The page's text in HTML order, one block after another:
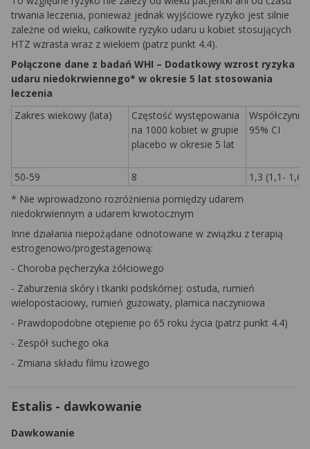
trwania leczenia, ponieważ jednak wyjściowe ryzyko jest silnie
zależne od wieku, całkowite ryzyko udaru u kobiet stosujących
HTZ wzrasta wraz z wiekiem (patrz punkt 4.4).
Połączone dane z badań WHI – Dodatkowy wzrost ryzyka
udaru niedokrwiennego* w okresie 5 lat stosowania
leczenia
Zakres wiekowy (lata)
Częstość występowania
na 1000 kobiet w grupie
placebo w okresie 5 lat
95% CI
50-59 8
1,3 (1,1- 1,6)
* Nie wprowadzono rozróżnienia pomiędzy udarem
niedokrwiennym a udarem krwotocznym
Inne działania niepożądane odnotowane w związku z terapią
estrogenowo/progestagenową:
- Choroba pęcherzyka żółciowego
- Zaburzenia skóry i tkanki podskórnej: ostuda, rumień
wielopostaciowy, rumień guzowaty, plamica naczyniowa
- Prawdopodobne otępienie po 65 roku życia (patrz punkt 4.4)
- Zespół suchego oka
- Zmiana składu filmu łzowego
Estalis - dawkowanie
Dawkowanie